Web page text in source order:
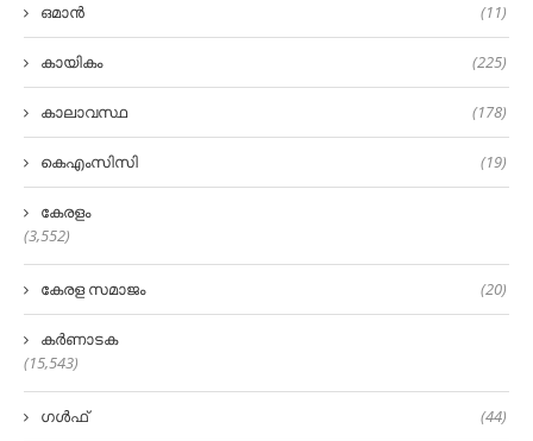
ഒമാൻ (11)
കായികം (225)
കാലാവസ്ഥ (178)
കെഎംസിസി (19)
കേരളം
(3,552)
കേരള സമാജം (20)
കർണാടക
(15,543)
ഗൾഫ് (44)